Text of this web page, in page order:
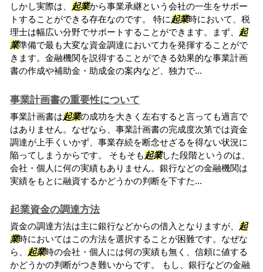
しかし実際は、 起業から事業承継という会社の一生をサポー
トすることができる存在なのです。 特に 起業時において、税
理士は幅広い分野でサポートすることができます。まず、
起
業準備で最も大変な資金調達において力を発揮することがで
きます。金融機関を説得することができる効果的な事業計画
書の作成や補助金・助成金の案内など、独力で...
事業計画書の重要性について
事業計画書は起業の成功を大きく左右すると言っても過言で
はありません。なぜなら、事業計画書の完成度次第では資金
調達が上手くいかず、事業存続を断念せざるを得ない状況に
陥ってしまうからです。 そもそも 起業した段階というのは、
会社・個人に何の実績もありません。銀行などの金融機関は
実績をもとに融資するかどうかの判断を下すた...
起業資金の調達方法
資金の調達方法は主に銀行などからの借入となりますが、
起
業時においてはこの方法を選択することが困難です。なぜな
ら、
起業時の会社・個人には何の実績も無く、信頼に値する
かどうかの判断がつき難いからです。 もし、銀行などの金融